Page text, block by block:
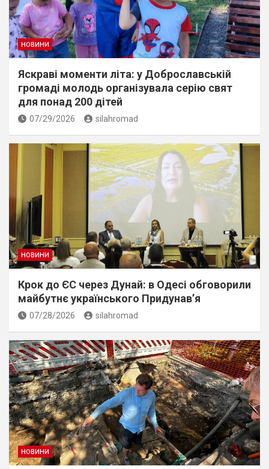
НОВИНИ
Яскраві моменти літа: у Доброславській
громаді молодь організувала серію свят
для понад 200 дітей
07/29/2026 silahromad
НОВИНИ
Крок до ЄС через Дунай: в Одесі обговорили
майбутнє українського Придунав’я
07/28/2026 silahromad
НОВИНИ